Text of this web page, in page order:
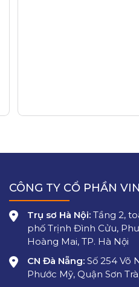
CÔNG TY CỔ PHẦN
Trụ sơ Hà Nội: Tầng 2,
phố Trịnh Đình Cửu,
Hoàng Mai, TP. Hà Nội
CN Đà Nẵng: Số 254 Võ
Phước Mỹ, Quận Sơn